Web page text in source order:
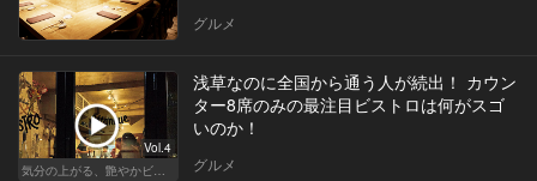
グルメ
Vol.4
気分の上がる、艶やかビストロ
浅草なのに全国から通う人が続出！ カウン
ター8席のみの最注目ビストロは何がスゴ
いのか！
グルメ